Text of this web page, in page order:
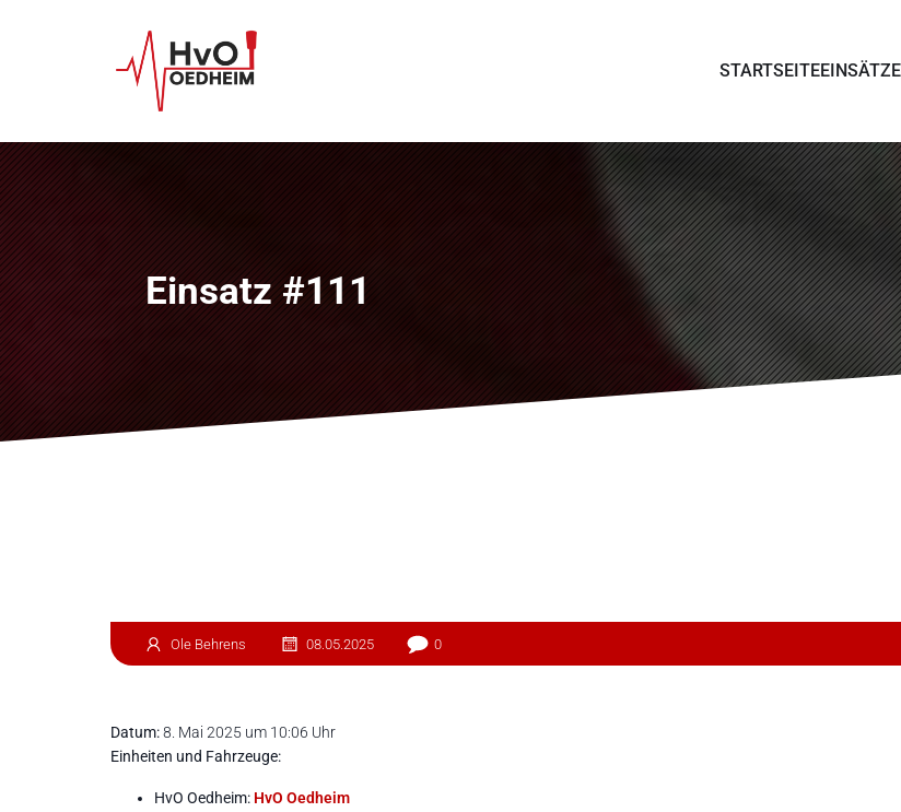
STARTSEITEEINSÄTZE
Einsatz #111
Ole Behrens 08.05.2025 0
Datum:8. Mai 2025 um 10:06 Uhr
Einheiten und Fahrzeuge:
HvO Oedheim: HvO Oedheim